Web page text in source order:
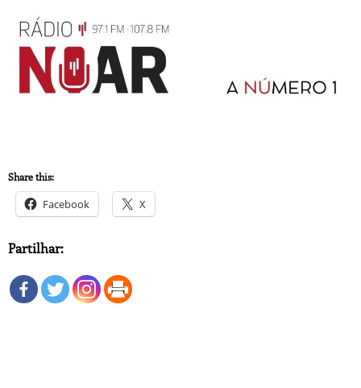
Share this:
Facebook X
Partilhar: